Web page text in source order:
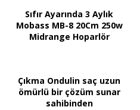
Sıfır Ayarında 3 Aylık
Mobass MB-8 20Cm 250w
Midrange Hoparlör
Çıkma Ondulin saç uzun
ömürlü bir çözüm sunar
sahibinden